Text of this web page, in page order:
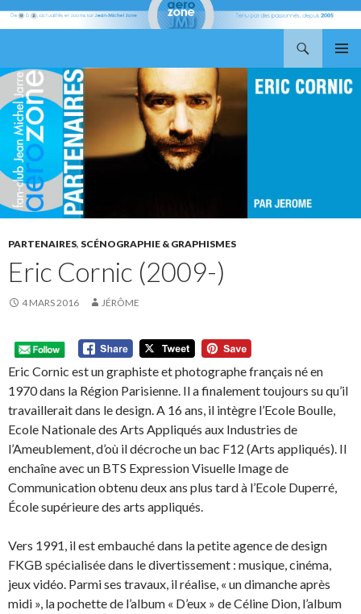
AU
CONTENU
PARTENAIRES, SCÉNOGRAPHIE & GRAPHISMES
Eric Cornic (2009-)
4 MARS 2016 JÉRÔME
Eric Cornic est un graphiste et photographe français né en
1970 dans la Région Parisienne. Il a finalement toujours su qu’il
travaillerait dans le design. A 16 ans, il intègre l’Ecole Boulle,
Ecole Nationale des Arts Appliqués aux Industries de
l’Ameublement, d’où il décroche un bac F12 (Arts appliqués). Il
enchaîne avec un BTS Expression Visuelle Image de
Communication obtenu deux ans plus tard à l’Ecole Duperré,
École supérieure des arts appliqués.
Vers 1991, il est embauché dans la petite agence de design
FKGB spécialisée dans le divertissement : musique, cinéma,
jeux vidéo. Parmi ses travaux, il réalise, « un dimanche après
midi », la pochette de l’album « D’eux » de Céline Dion, l’album